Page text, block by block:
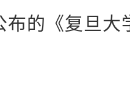
布的《复旦大